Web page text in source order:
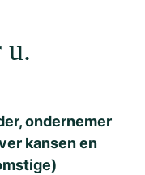
u.
ondernemer
kansen en